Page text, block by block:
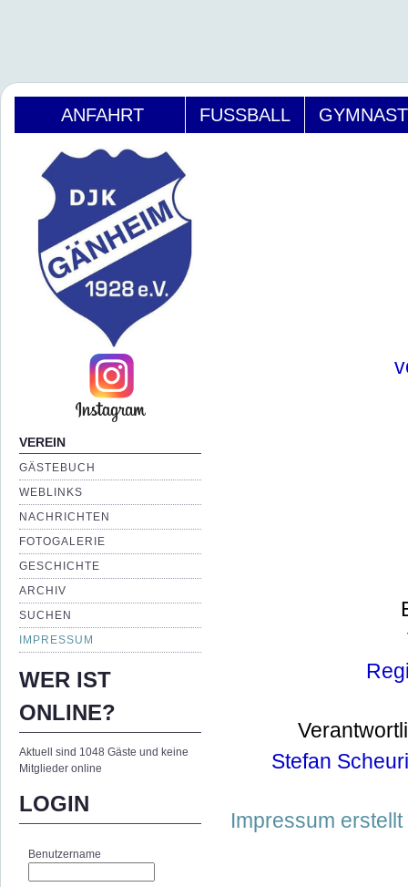
ANFAHRT FUSSBALL
VEREIN
GÄSTEBUCH
WEBLINKS
NACHRICHTEN
FOTOGALERIE
GESCHICHTE
ARCHIV
SUCHEN
IMPRESSUM
WER IST
ONLINE?
Aktuell sind 1048 Gäste und keine
Mitglieder online
LOGIN
Benutzername
Stefan
Impressum